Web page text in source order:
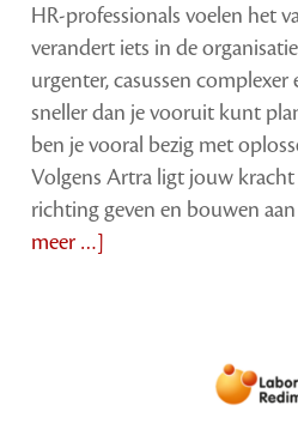
HR-professionals voelen het
verandert iets in de
urgenter, casussen complexer
sneller dan je vooruit kunt
ben je vooral bezig met
Volgens Artra ligt jouw
richting geven en bouwen
meer …]